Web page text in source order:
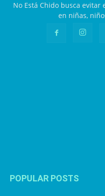
No Está Chido busca evitar
en niñas,
POPULAR POSTS